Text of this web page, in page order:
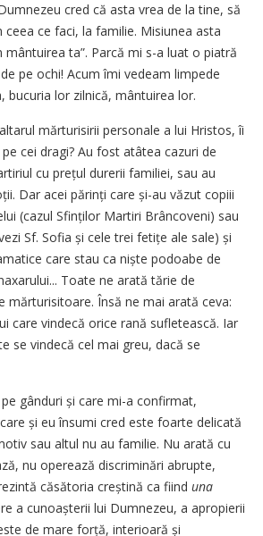
cred că asta vrea de la tine, să
ce faci, la familie. Misiunea asta
ta”. Parcă mi s-a luat o piatră
pe ochi! Acum îmi vedeam limpede
bucuria lor zilnică, mântuirea lor.
mărturisirii personale a lui Hristos, îi
cei dragi? Au fost atâtea cazuri de
cu prețul durerii familiei, sau au
Dar acei părinți care și-au văzut copiii
(cazul Sfinților Martiri Brâncoveni) sau
Sf. Sofia și cele trei fetițe ale sale) și
care stau ca niște podoabe de
Toate ne arată tărie de
mărturisitoare. Însă ne mai arată ceva:
care vindecă orice rană sufletească. Iar
se vindecă cel mai greu, dacă se
gânduri și care mi-a confirmat,
și eu însumi cred este foarte delicată
sau altul nu au familie. Nu arată cu
nu operează discriminări abrupte,
căsătoria creștină ca fiind una
a cunoașterii lui Dumnezeu, a apropierii
de mare forță, interioară și